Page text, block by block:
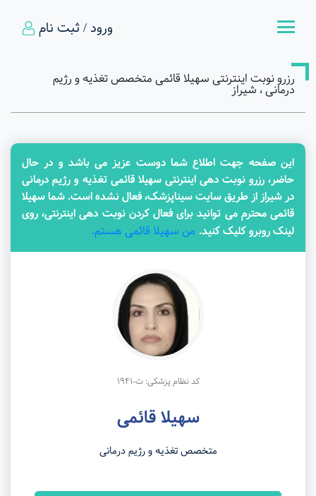
ورود / ثبت نام
رزرو نوبت اینترنتی سهیلا قائمی متخصص تغذیه و رژیم
درمانی ، شیراز
این صفحه جهت اطلاع شما دوست عزیز می باشد و در حال
حاضر، رزرو نوبت دهی اینترنتی سهیلا قائمی تغذیه و رژیم درمانی
در شیراز از طریق سایت سیناپزشک، فعال نشده است. شما سهیلا
قائمی محترم می توانید برای فعال کردن نوبت دهی اینترنتی، روی
لینک روبرو کلیک کنید. من سهیلا قائمی هستم.
کد نظام پزشکی: ت-1941
سهیلا قائمی
متخصص تغذیه و رژیم درمانی